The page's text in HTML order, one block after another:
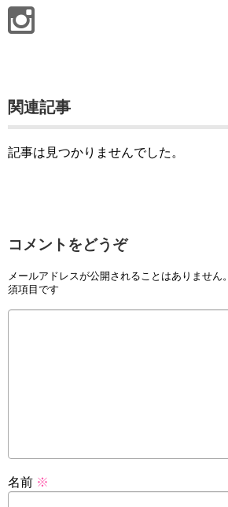
関連記事
記事は見つかりませんでした。
コメントをどうぞ
メールアドレスが公開されることはありません。
須項目です
名前 ※